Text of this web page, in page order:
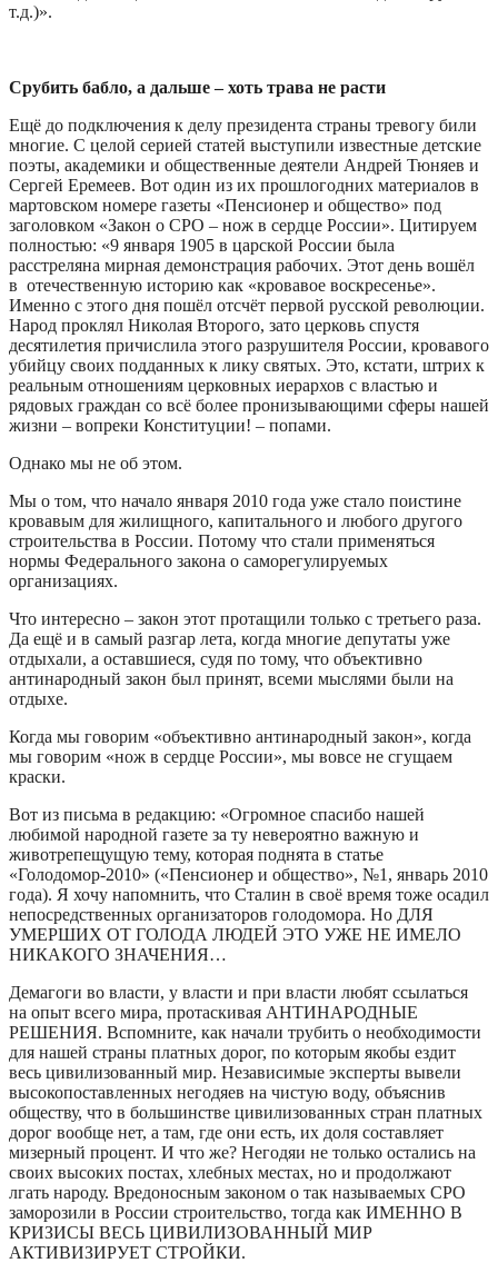
т.д.)».
Срубить бабло, а дальше – хоть трава не расти
Ещё до подключения к делу президента страны тревогу били
многие. С целой серией статей выступили известные детские
поэты, академики и общественные деятели Андрей Тюняев и
Сергей Еремеев. Вот один из их прошлогодних материалов в
мартовском номере газеты «Пенсионер и общество» под
заголовком «Закон о СРО – нож в сердце России». Цитируем
полностью: «9 января 1905 в царской России была
расстреляна мирная демонстрация рабочих. Этот день вошёл
в отечественную историю как «кровавое воскресенье».
Именно с этого дня пошёл отсчёт первой русской революции.
Народ проклял Николая Второго, зато церковь спустя
десятилетия причислила этого разрушителя России, кровавого
убийцу своих подданных к лику святых. Это, кстати, штрих к
реальным отношениям церковных иерархов с властью и
рядовых граждан со всё более пронизывающими сферы нашей
жизни – вопреки Конституции! – попами.
Однако мы не об этом.
Мы о том, что начало января 2010 года уже стало поистине
кровавым для жилищного, капитального и любого другого
строительства в России. Потому что стали применяться
нормы Федерального закона о саморегулируемых
организациях.
Что интересно – закон этот протащили только с третьего раза.
Да ещё и в самый разгар лета, когда многие депутаты уже
отдыхали, а оставшиеся, судя по тому, что объективно
антинародный закон был принят, всеми мыслями были на
отдыхе.
Когда мы говорим «объективно антинародный закон», когда
мы говорим «нож в сердце России», мы вовсе не сгущаем
краски.
Вот из письма в редакцию: «Огромное спасибо нашей
любимой народной газете за ту невероятно важную и
животрепещущую тему, которая поднята в статье
«Голодомор-2010» («Пенсионер и общество», №1, январь 2010
года). Я хочу напомнить, что Сталин в своё время тоже осадил
непосредственных организаторов голодомора. Но ДЛЯ
УМЕРШИХ ОТ ГОЛОДА ЛЮДЕЙ ЭТО УЖЕ НЕ ИМЕЛО
НИКАКОГО ЗНАЧЕНИЯ…
Демагоги во власти, у власти и при власти любят ссылаться
на опыт всего мира, протаскивая АНТИНАРОДНЫЕ
РЕШЕНИЯ. Вспомните, как начали трубить о необходимости
для нашей страны платных дорог, по которым якобы ездит
весь цивилизованный мир. Независимые эксперты вывели
высокопоставленных негодяев на чистую воду, объяснив
обществу, что в большинстве цивилизованных стран платных
дорог вообще нет, а там, где они есть, их доля составляет
мизерный процент. И что же? Негодяи не только остались на
своих высоких постах, хлебных местах, но и продолжают
лгать народу. Вредоносным законом о так называемых СРО
заморозили в России строительство, тогда как ИМЕННО В
КРИЗИСЫ ВЕСЬ ЦИВИЛИЗОВАННЫЙ МИР
АКТИВИЗИРУЕТ СТРОЙКИ.